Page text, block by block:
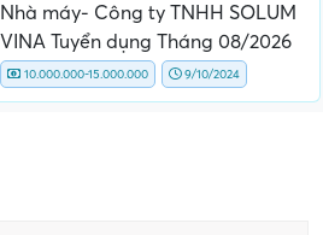
Nhà máy- Công ty TNHH SOLUM
VINA Tuyển dụng Tháng 08/2026
10.000.000-15.000.000 9/10/2024